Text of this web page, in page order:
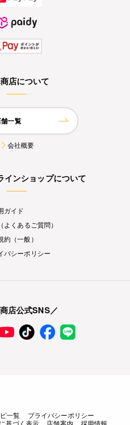
店について
舗一覧
会社概要
インショップについて
ガイド
よくあるご質問）
約（一般）
バシーポリシー
店公式SNS／
一覧
プライバシーポリシー
基づく表示
店舗案内 採用情報